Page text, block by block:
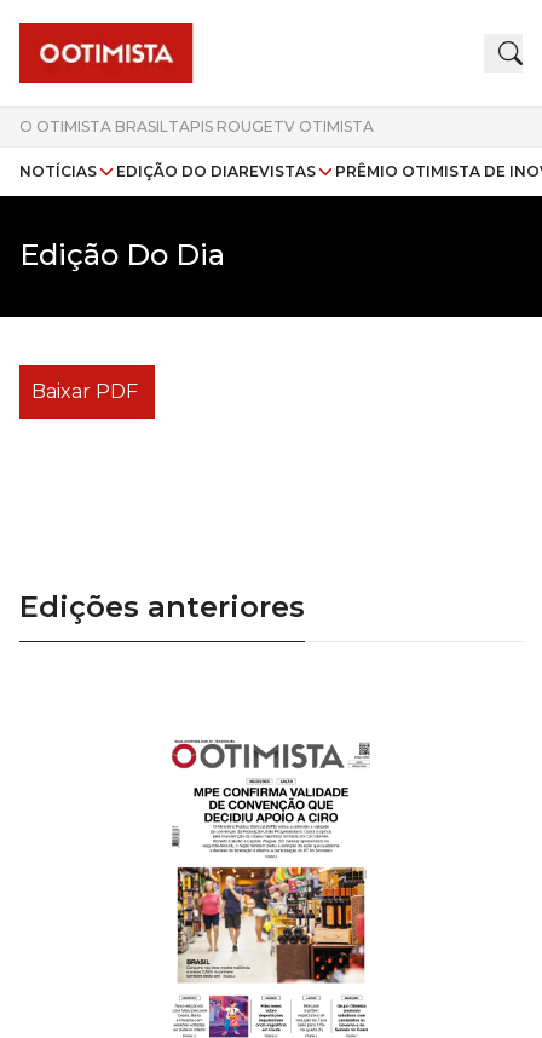
O OTIMISTA BRASILTAPIS ROUGETV OTIMISTA
NOTÍCIAS EDIÇÃO DO DIAREVISTAS PRÊMIO OTIMISTA DE
Edição Do Dia
Baixar PDF
Edições anteriores